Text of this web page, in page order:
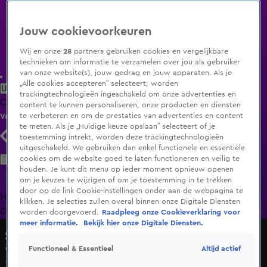
Uitzending Gemist Populaire programma's Zenders Genres
ClipsFilmsRadioSmart TV inlogShop
Volg KIJK
Zoeken
HomeUitzending Gemist Programma's De Bondgenoten
OranjezomerLivestreamsShop
Shownieuws
Verschrikkelijke dag voor ex-vrouw Thomas Berge
18 nov 2024, 20:20
Jouw cookievoorkeuren
Wij en onze28 partners gebruiken cookies en vergelijkbare
technieken om informatie te verzamelen over jou als gebruiker
van onze website(s), jouw gedrag en jouw apparaten. Als je
„Alle cookies accepteren” selecteert, worden
trackingtechnologieën ingeschakeld om onze advertenties en
content te kunnen personaliseren, onze producten en diensten
te verbeteren en om de prestaties van advertenties en content
te meten. Als je „Huidige keuze opslaan” selecteert of je
toestemming intrekt, worden deze trackingtechnologieën
uitgeschakeld. We gebruiken dan enkel functionele en essentiële
cookies om de website goed te laten functioneren en veilig te
houden. Je kunt dit menu op ieder moment opnieuw openen
om je keuzes te wijzigen of om je toestemming in te trekken
door op de link Cookie-instellingen onder aan de webpagina te
klikken. Je selecties zullen overal binnen onze Digitale Diensten
worden doorgevoerd.
Raadpleeg onze Cookieverklaring voor
meer informatie.
Bekijk hier onze Digitale Diensten.
Functioneel & Essentieel Altijd actief